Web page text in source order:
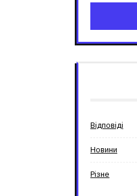
Відповіді
Новини
Різне